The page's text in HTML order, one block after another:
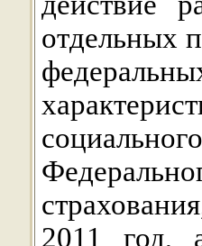
отдельных
2011 год,